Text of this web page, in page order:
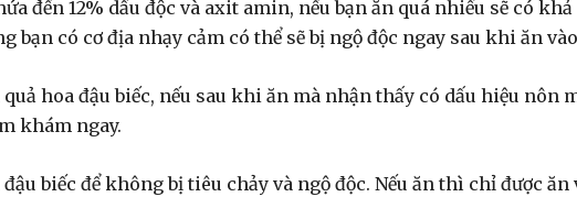
đến 12% dầu độc và axit amin, nếu bạn ăn quá nhiều sẽ có khả
bạn có cơ địa nhạy cảm có thể sẽ bị ngộ độc ngay sau khi ăn
hoa đậu biếc, nếu sau khi ăn mà nhận thấy có dấu hiệu nôn
khám ngay.
biếc để không bị tiêu chảy và ngộ độc. Nếu ăn thì chỉ được ăn